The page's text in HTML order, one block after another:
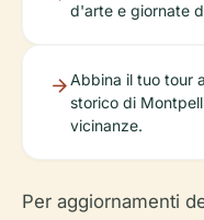
d'arte e giornate
Abbina il tuo tour
storico di
vicinanze.
Per aggiornamenti